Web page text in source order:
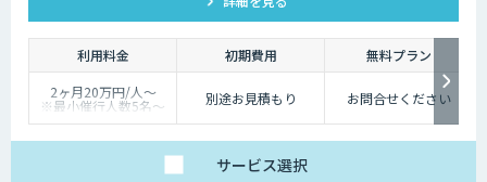
利用料金 初期費用
無料プラン
2ヶ月20万円/人〜
※最小催行人数5名〜
※対象ツールやカスタ
別途お見積もり お問合せください
サービス選択